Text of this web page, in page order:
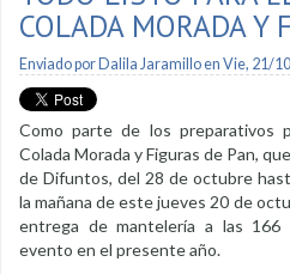
COLADA MORADA Y
Enviado por Dalila Jaramilloen Vie, 21/
Como parte de los preparativos
Colada Morada y Figuras de Pan,
de Difuntos, del 28 de octubre
la mañana de este jueves 20 de
entrega de mantelería a las 166
evento en el presente año.